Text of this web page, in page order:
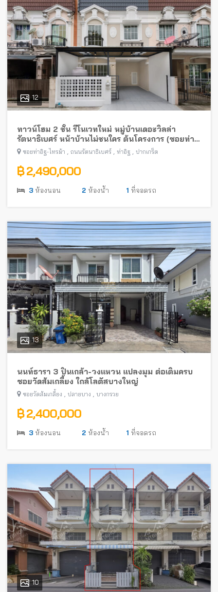
12
ทาวน์โฮม 2 ชั้น รีโนเวทใหม่ หมู่บ้านเดอะวิลล่า
รัตนาธิเบศร์ หน้าบ้านไม่ชนใคร ต้นโครงการ (ซอยท่า
อิฐ-ไทรม้า) พร้อมอยู่ ใกล้รถไฟฟ้าสายสีม่วง
ซอยท่าอิฐ-ไทรม้า , ถนนรัตนาธิเบศร์ , ท่าอิฐ , ปากเกร็ด
฿ 2,490,000
3 ห้องนอน 2 ห้องน้ำ 1 ที่จอดรถ
13
นนท์ธารา 3 ปิ่นเกล้า-วงแหวน แปลงมุม ต่อเติมครบ
ซอยวัดส้มเกลี้ยง ใกล้โลตัสบางใหญ่
ซอยวัดส้มเกลี้ยง ปลายบาง บางกรวย
฿ 2,400,000
3 ห้องนอน 2 ห้องน้ำ 1 ที่จอดรถ
10